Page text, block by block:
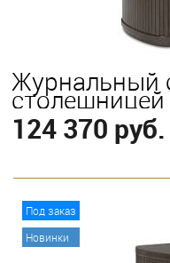
Журнальный
124 370 руб.
Под заказ
Новинки